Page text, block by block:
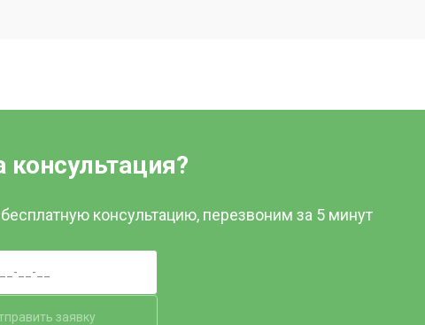
консультацию, перезвоним за 5 минут
заявку